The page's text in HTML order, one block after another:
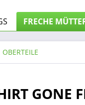
FRECHE
OBERTEILE
GONE